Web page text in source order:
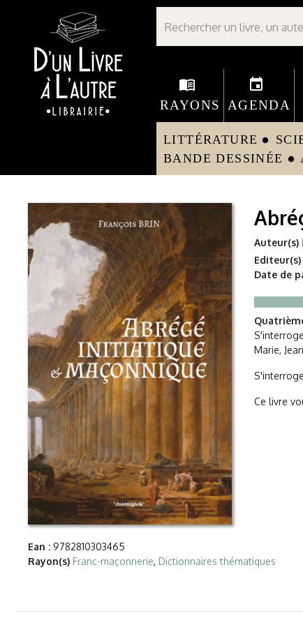
Librairie D'un livre à l'autre - Avranches
menu_book
RAYONS
event
AGENDA
LITTÉRATURE circle
BANDE DESSINÉE circle
Auteur(s)
Editeur(s)
Date de
Marie,
Ce livre
Ean : 9782810303465
Rayon(s) Franc-maçonnerie, Dictionnaires thématiques